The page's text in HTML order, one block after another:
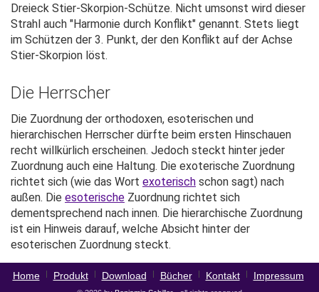
Dreieck Stier-Skorpion-Schütze. Nicht umsonst wird dieser
Strahl auch "Harmonie durch Konflikt" genannt. Stets liegt
im Schützen der 3. Punkt, der den Konflikt auf der Achse
Stier-Skorpion löst.
Die Herrscher
Die Zuordnung der orthodoxen, esoterischen und
hierarchischen Herrscher dürfte beim ersten Hinschauen
recht willkürlich erscheinen. Jedoch steckt hinter jeder
Zuordnung auch eine Haltung. Die exoterische Zuordnung
richtet sich (wie das Wort exoterisch schon sagt) nach
außen. Die esoterische Zuordnung richtet sich
dementsprechend nach innen. Die hierarchische Zuordnung
ist ein Hinweis darauf, welche Absicht hinter der
esoterischen Zuordnung steckt.
Home Produkt Download Bücher Kontakt Impressum